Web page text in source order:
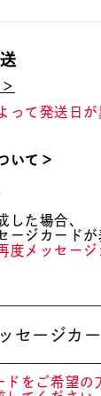
在庫ありのみ
って発送日が
いて＞
した場合、
ージカードが
度メッセージ
セージカ
ドをご希望の